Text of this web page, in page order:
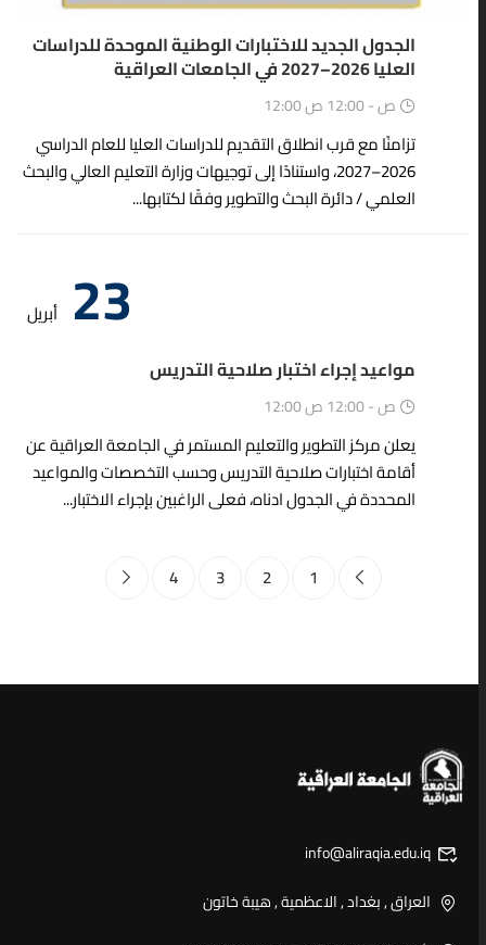
الجدول الجديد للاختبارات الوطنية الموحدة للدراسات
العليا 2026–2027 في الجامعات العراقية
12:00 ص - 12:00 ص
تزامنًا مع قرب انطلاق التقديم للدراسات العليا للعام الدراسي
2026–2027، واستنادًا إلى توجيهات وزارة التعليم العالي والبحث
العلمي / دائرة البحث والتطوير وفقًا لكتابها...
23 أبريل
مواعيد إجراء اختبار صلاحية التدريس
12:00 ص - 12:00 ص
يعلن مركز التطوير والتعليم المستمر في الجامعة العراقية عن
أقامة اختبارات صلاحية التدريس وحسب التخصصات والمواعيد
المحددة في الجدول ادناه، فعلى الراغبين بإجراء الاختبار...
2
3
4
info@aliraqia.edu.iq
العراق , بغداد , الاعظمية , هيبة خاتون